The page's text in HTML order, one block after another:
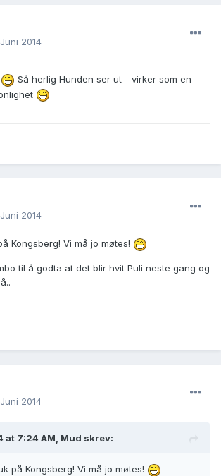
2014
Så herlig Hunden ser ut - virker som en
2014
Kongsberg! Vi må jo møtes!
til å godta at det blir hvit Puli neste gang og
2014
at 7:24 AM, Mud skrev:
på Kongsberg! Vi må jo møtes!